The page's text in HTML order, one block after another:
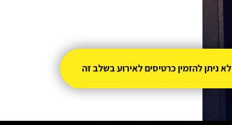
לא ניתן להזמין כרטיסים לאירוע בשלב זה